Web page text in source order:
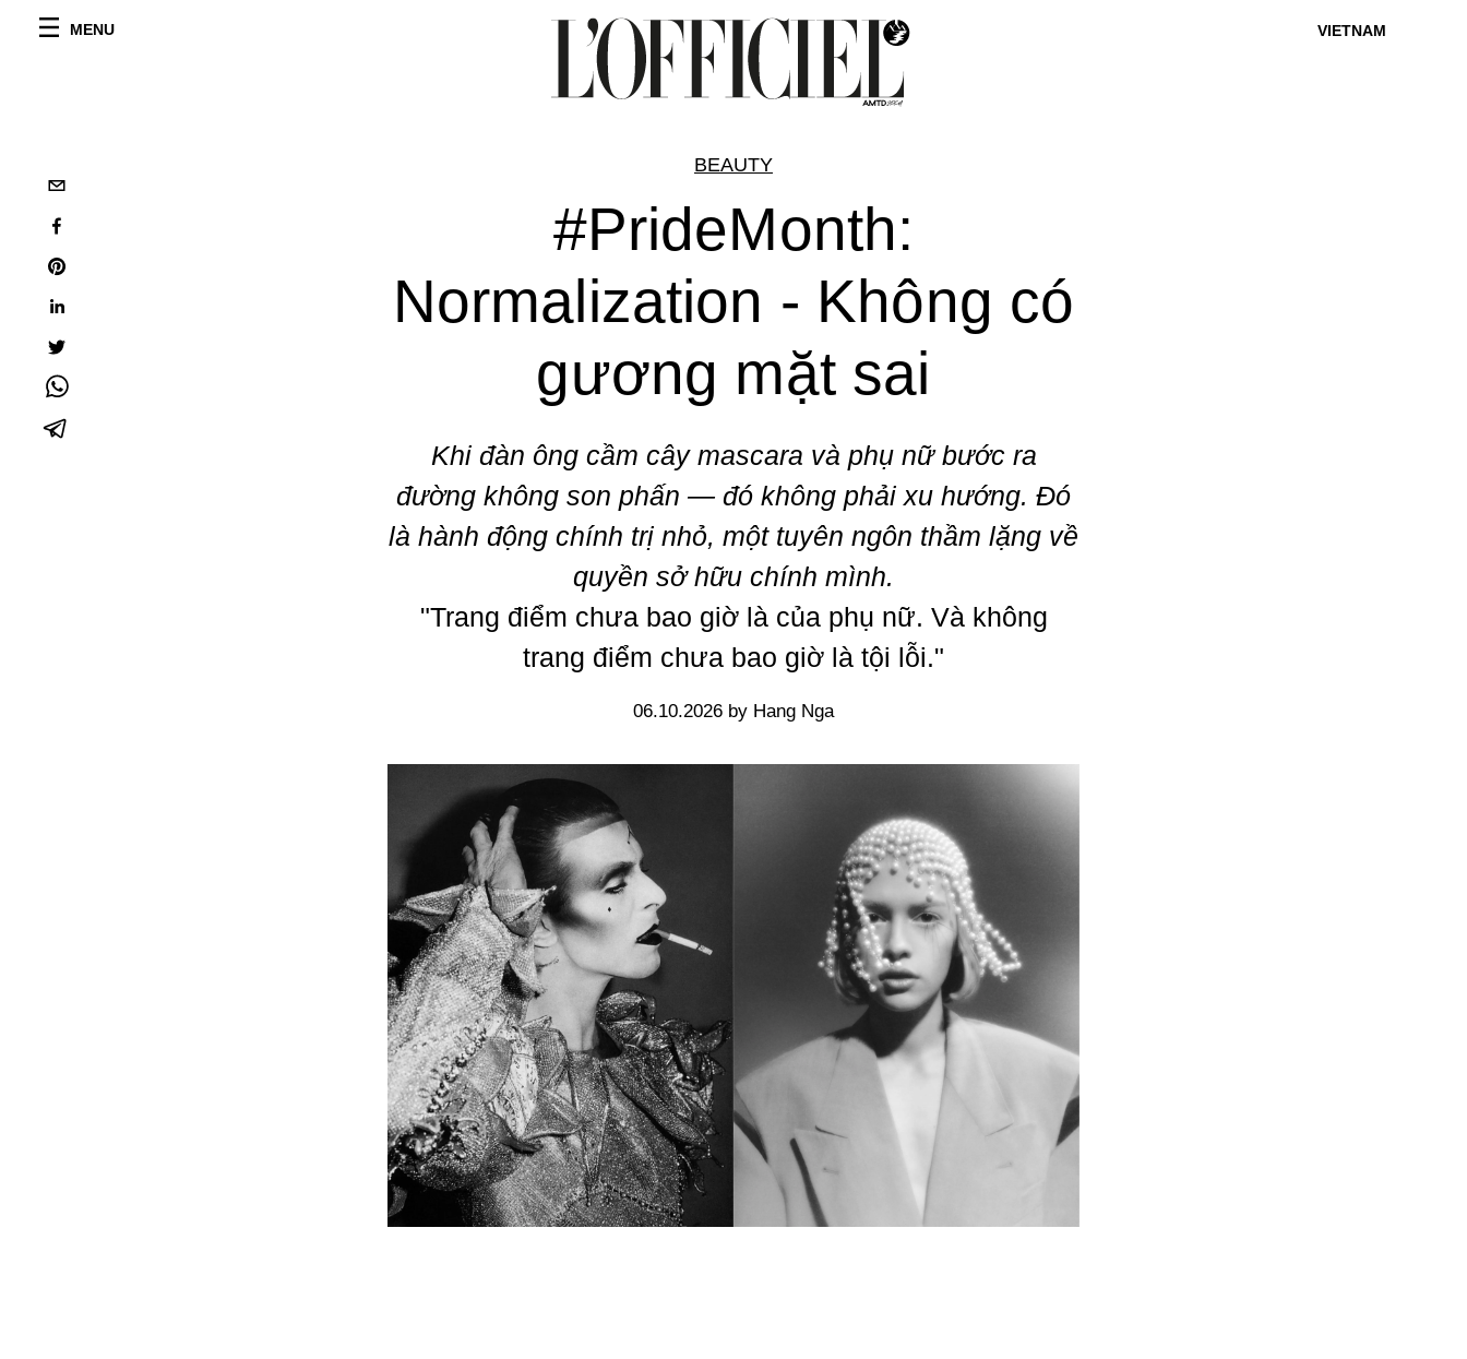
MENU VIETNAM
BEAUTY
#PrideMonth:
Normalization - Không có
gương mặt sai
Khi đàn ông cầm cây mascara và phụ nữ bước ra
đường không son phấn — đó không phải xu hướng. Đó
là hành động chính trị nhỏ, một tuyên ngôn thầm lặng về
quyền sở hữu chính mình.
"Trang điểm chưa bao giờ là của phụ nữ. Và không
trang điểm chưa bao giờ là tội lỗi."
06.10.2026 by Hang Nga